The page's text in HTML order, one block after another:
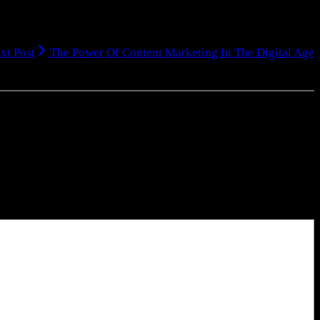
Post The Power Of Content Marketing In The Digital Age